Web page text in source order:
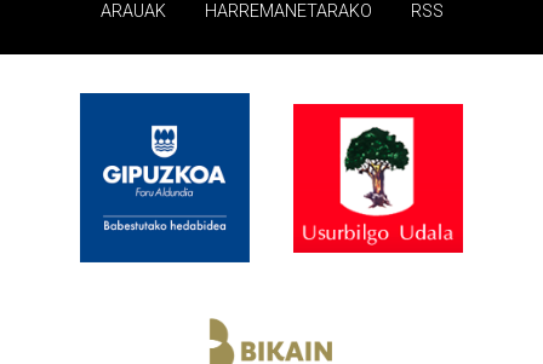
ARAUAK HARREMANETARAKO RSS